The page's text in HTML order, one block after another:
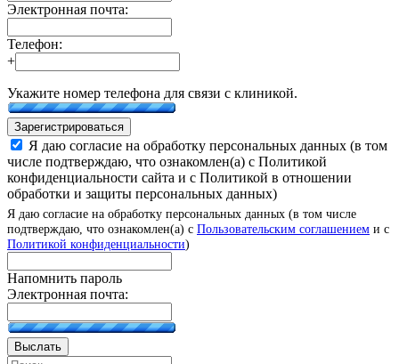
Электронная почта:
Телефон:
+
Укажите номер телефона для связи с клиникой.
Зарегистрироваться
Я даю согласие на обработку персональных данных (в том
числе подтверждаю, что ознакомлен(а) с Политикой
конфиденциальности сайта и с Политикой в отношении
обработки и защиты персональных данных)
Я даю согласие на обработку персональных данных (в том числе
подтверждаю, что ознакомлен(а) с Пользовательским соглашением и с
Политикой конфиденциальности)
Напомнить пароль
Электронная почта:
Выслать